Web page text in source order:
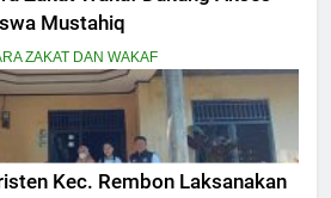
Mustahiq
ZAKAT DAN WAKAF
Kec. Rembon Laksanakan